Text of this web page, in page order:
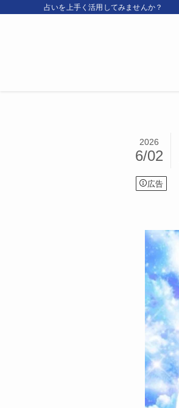
占いを上手く活用してみませんか？
2026
6/02
広告